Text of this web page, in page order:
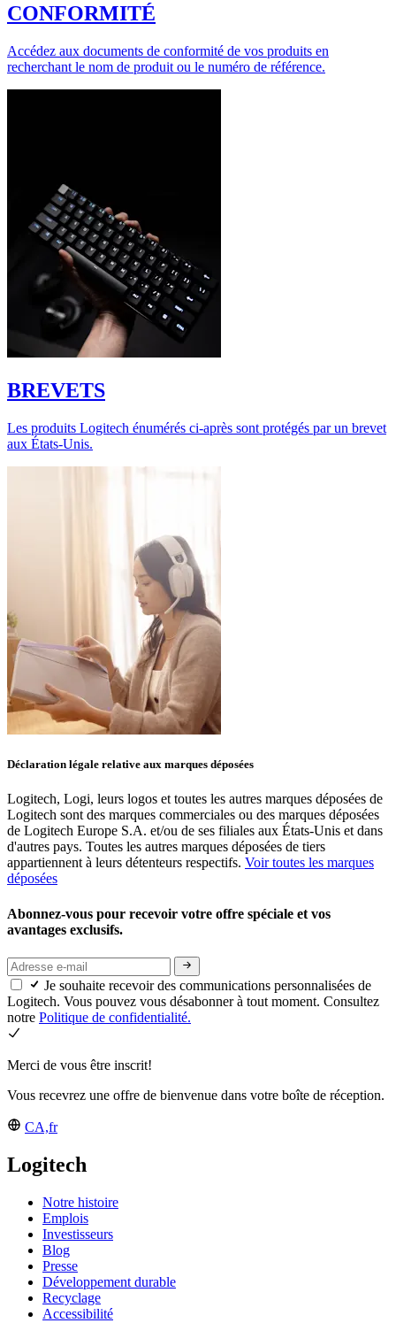
CONFORMITÉ
Accédez aux documents de conformité de vos produits en
recherchant le nom de produit ou le numéro de référence.
BREVETS
Les produits Logitech énumérés ci-après sont protégés par un brevet
aux États-Unis.
Déclaration légale relative aux marques déposées
Logitech, Logi, leurs logos et toutes les autres marques déposées de
Logitech sont des marques commerciales ou des marques déposées
de Logitech Europe S.A. et/ou de ses filiales aux États-Unis et dans
d'autres pays. Toutes les autres marques déposées de tiers
appartiennent à leurs détenteurs respectifs. Voir toutes les marques
déposées
Abonnez-vous pour recevoir votre offre spéciale et vos
avantages exclusifs.
Je souhaite recevoir des communications personnalisées de
Logitech. Vous pouvez vous désabonner à tout moment. Consultez
notre Politique de confidentialité.
Merci de vous être inscrit!
Vous recevrez une offre de bienvenue dans votre boîte de réception.
CA,fr
Logitech
Notre histoire
Emplois
Investisseurs
Blog
Presse
Développement durable
Recyclage
Accessibilité